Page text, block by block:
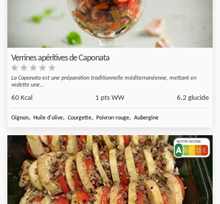
Verrines apéritives de Caponata
La Caponata est une préparation traditionnelle méditerranéenne, mettant en
vedette une...
60 Kcal 1 pts WW 6.2 glucide
Oignon, Huile d'olive, Courgette, Poivron rouge, Aubergine